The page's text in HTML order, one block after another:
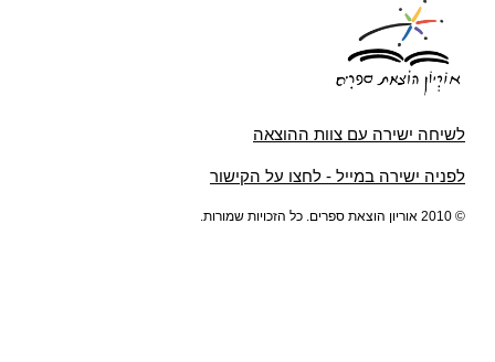
לשיחה ישירה עם צוות ההוצאה
לפניה ישירה במייל - לחצו על הקישור
© 2010 אוריון הוצאת ספרים. כל הזכויות שמורות.